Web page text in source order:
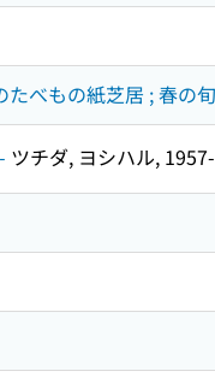
べもの紙芝居 ; 春の旬
ツチダ, ヨシハル, 1957-